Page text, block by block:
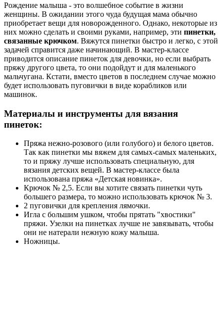
Рождение малыша - это волшебное событие в жизни
женщины. В ожидании этого чуда будущая мама обычно
приобретает вещи для новорожденного. Однако, некоторые из
них можно сделать и своими руками, например, эти пинетки,
связанные крючком. Вяжутся пинетки быстро и легко, с этой
задачей справится даже начинающий. В мастер-классе
приводится описание пинеток для девочки, но если выбрать
пряжу другого цвета, то они подойдут и для маленького
мальчугана. Кстати, вместо цветов в последнем случае можно
будет использовать пуговички в виде корабликов или
машинок.
Материалы и инструменты для вязания
пинеток:
Пряжа нежно-розового (или голубого) и белого цветов.
Так как пинетки мы вяжем для самых-самых маленьких,
то и пряжу лучше использовать специальную, для
вязания детских вещей. В мастер-классе была
использована пряжа «Детская новинка».
Крючок № 2,5. Если вы хотите связать пинетки чуть
большего размера, то можно использовать крючок № 3.
2 пуговички для крепления лямочки.
Игла с большим ушком, чтобы прятать "хвостики"
пряжи. Узелки на пинетках лучше не завязывать, чтобы
они не натерали нежную кожу малыша.
Ножницы.